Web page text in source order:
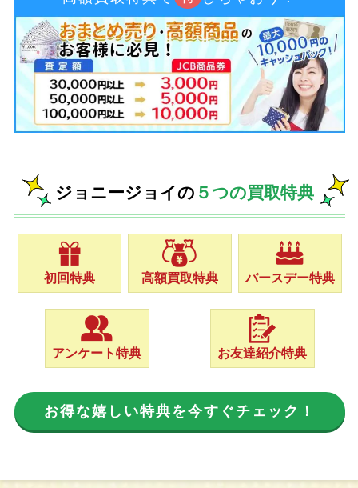
ジョニージョイの ５つの買取特典
初回特典 高額買取特典 バースデー特典
アンケート特典 お友達紹介特典
お得な嬉しい特典を今すぐチェック！